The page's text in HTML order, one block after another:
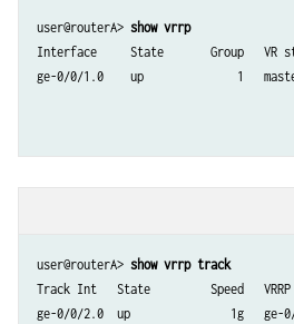
user@routerA> show vrrp
Interface     State       Group   VR
ge-0/0/1.0    up              1
user@routerA> show vrrp track
Track Int   State         Speed